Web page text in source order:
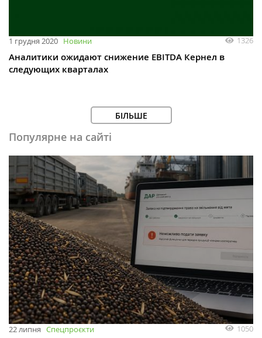
1 грудня 2020 Новини 1326
Аналитики ожидают снижение EBITDA Кернел в
следующих кварталах
БІЛЬШЕ
Популярне на сайті
22 липня Спецпроєкти 1050